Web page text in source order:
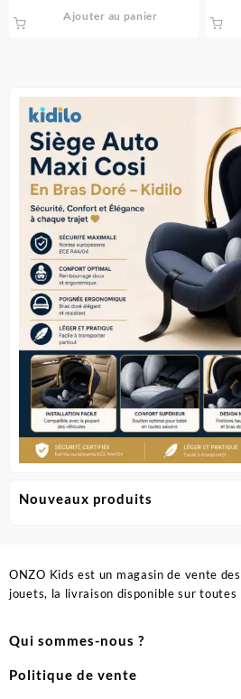
Nouveaux produits
Ajouter au panier
ONZO Kids est un magasin de vente
jouets, la livraison disponible sur toutes
Qui sommes-nous ?
Politique de vente